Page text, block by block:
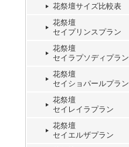
花祭壇サイズ比較表
花祭壇
セイプリンスプラン
花祭壇
セイラプソディプラン
花祭壇
セイショパールプラン
花祭壇
セイレイラプラン
花祭壇
セイエルザプラン